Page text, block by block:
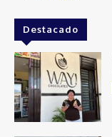
Destacado